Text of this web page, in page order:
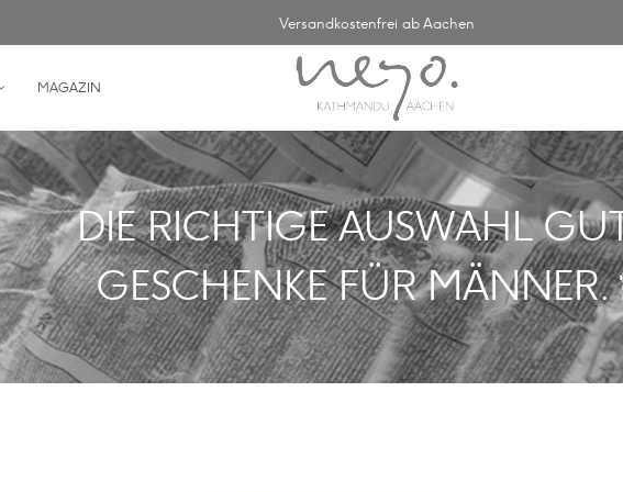
Versandkostenfrei ab Aachen
MAGAZIN
DIE RICHTIGE AUSWAHL
GESCHENKE FÜR MÄNNER.